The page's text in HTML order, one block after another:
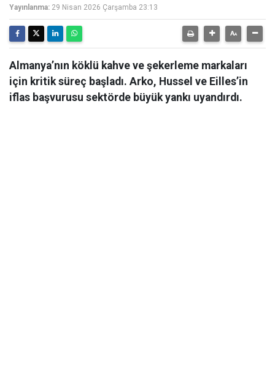
Yayınlanma: 29 Nisan 2026 Çarşamba 23:13
Almanya’nın köklü kahve ve şekerleme markaları
için kritik süreç başladı. Arko, Hussel ve Eilles’in
iflas başvurusu sektörde büyük yankı uyandırdı.